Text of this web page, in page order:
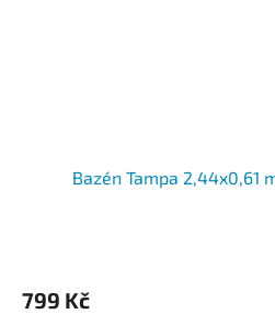
Bazén Tampa 2,44x0,61
799 Kč